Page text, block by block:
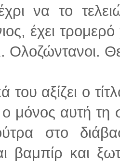
να το
έχει
Ολοζώντανοι.
του αξίζει ο
ο μόνος αυτή τη
στο
βαμπίρ και